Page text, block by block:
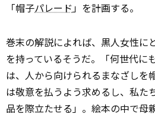
「帽子パレード」を計画する。
巻末の解説によれば、黒人女性に
を持っているそうだ。「何世代に
は、人から向けられるまなざしを
は敬意を払うよう求めるし、私た
品を際立たせる」。絵本の中で母